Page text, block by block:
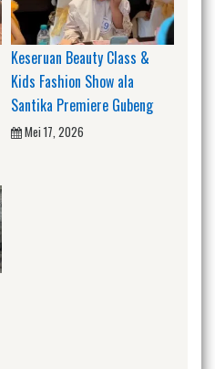
Keseruan Beauty Class &
Kids Fashion Show ala
Santika Premiere Gubeng
Mei 17, 2026